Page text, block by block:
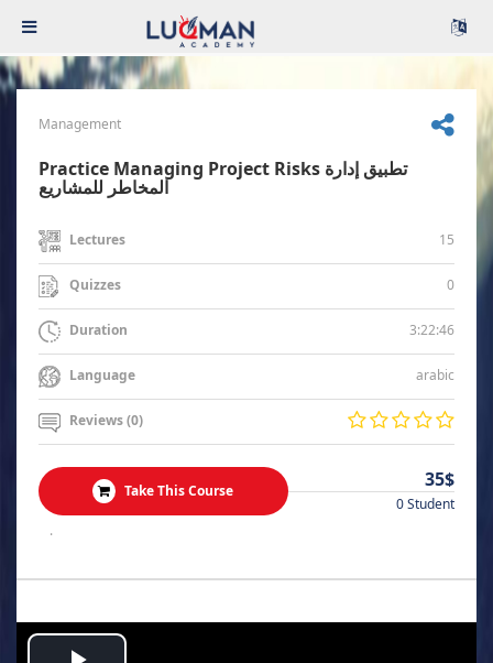
Management
Practice Managing Project Risks تطبيق إدارة
المخاطر للمشاريع
Lectures 15
Quizzes 0
Duration 3:22:46
Language arabic
Reviews (0)
Take This Course 35$
0 Student
.